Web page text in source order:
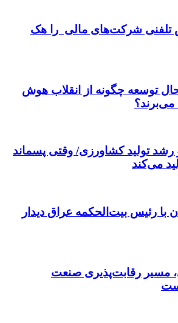
تلفنی شرکت‌های مالی را هک
توسعه چگونه از انقلاب هوش
رشد تولید کشاورزی/ وقتی پسماند
می‌کند
با رئیس بیت‌الحکمه عراق دیدار
مسیر رقابت‌پذیری صنعت